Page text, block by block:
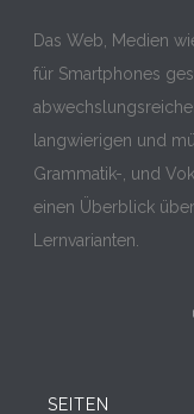
Das Web, Medien
für Smartphones
langwierigen und
Grammatik-, und
einen Überblick
Lernvarianten.
SEITEN